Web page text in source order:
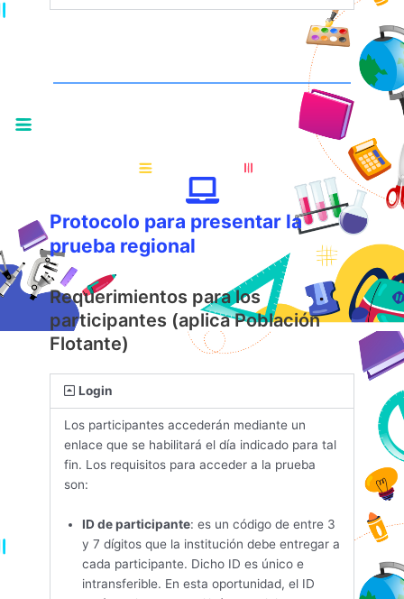
Protocolo para presentar la
prueba regional
Requerimientos para los
participantes (aplica Población
Flotante)
Login
Los participantes accederán mediante un
enlace que se habilitará el día indicado para tal
fin. Los requisitos para acceder a la prueba
son:
ID de participante: es un código de entre 3
y 7 dígitos que la institución debe entregar a
cada participante. Dicho ID es único e
intransferible. En esta oportunidad, el ID